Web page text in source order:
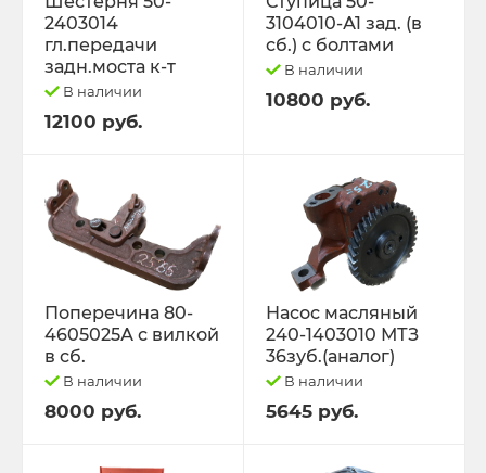
2403014
гл.передачи
задн.моста к-т
В наличии
12100 руб.
3104010-А1 зад. (в
сб.) с болтами
В наличии
10800 руб.
Поперечина 80-
4605025А с вилкой
в сб.
В наличии
8000 руб.
Насос масляный
240-1403010 МТЗ
36зуб.(аналог)
В наличии
5645 руб.